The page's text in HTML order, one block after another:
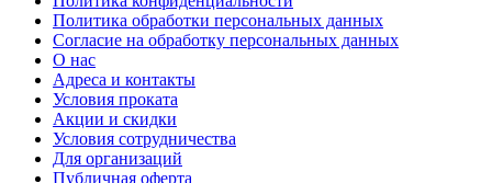
Политика обработки персональных данных
Согласие на обработку персональных данных
О нас
Адреса и контакты
Условия проката
Акции и скидки
Условия сотрудничества
Для организаций
Публичная оферта